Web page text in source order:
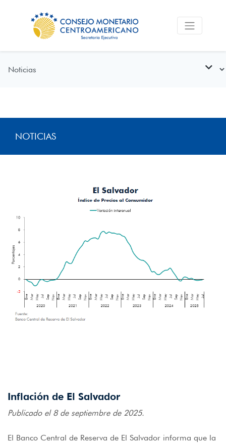
NOTICIAS
Inflación de El Salvador
Publicado el 8 de septiembre de 2025.
El Banco Central de Reserva de El Salvador informa que la